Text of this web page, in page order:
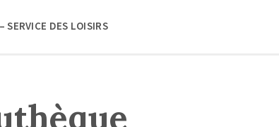
SERVICE DES LOISIRS